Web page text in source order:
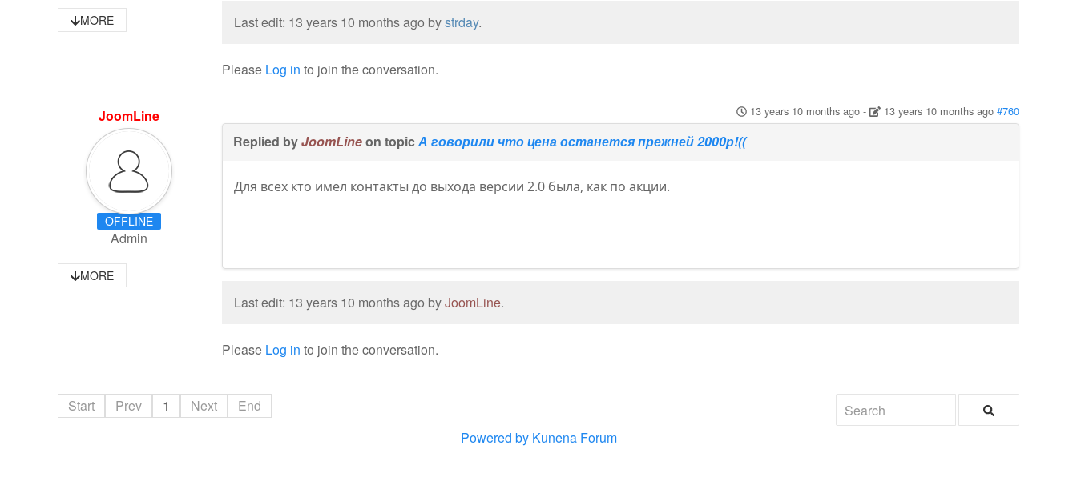
MORE Last edit: 13 years 10 months ago bystrday.
Please Log in to join the conversation.
JoomLine
OFFLINE
Admin
MORE
13 years 10 months ago- 13 years 10 months ago #760
Replied byJoomLineon topicА говорили что цена останется прежней 2000р!((
Для всех кто имел контакты до выхода версии 2.0 была, как по акции.
Last edit: 13 years 10 months ago byJoomLine.
Please Log in to join the conversation.
Start Prev 1 Next
End
Powered by Kunena Forum